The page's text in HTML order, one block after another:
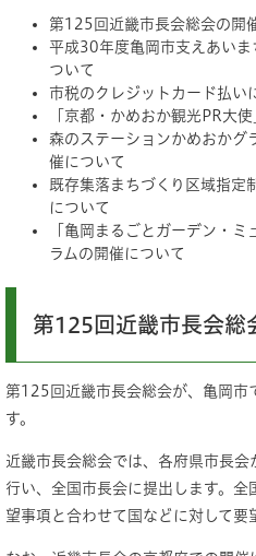
第125回近畿市長会総会の開
平成30年度亀岡市支えあいま
ついて
市税のクレジットカード払い
「京都・かめおか観光PR大
森のステーションかめおかグ
催について
既存集落まちづくり区域指定
について
「亀岡まるごとガーデン・
ラムの開催について
第125回近畿市長会総
第125回近畿市長会総会が、亀岡市
す。
近畿市長会総会では、各府県市長
行い、全国市長会に提出します。
望事項と合わせて国などに対して要